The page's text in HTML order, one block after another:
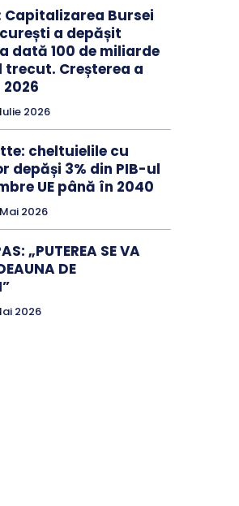
Capitalizarea Bursei
a depășit
dată 100 de miliarde
trecut. Creșterea a
2026
cheltuielile cu
depăși 3% din PIB-ul
UE până în 2040
2026
„PUTEREA SE VA
DE
2026